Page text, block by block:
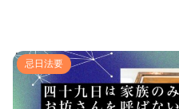
四十九日は家族のみでお坊
とメリッ
忌日法要